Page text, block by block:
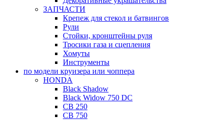
ЗАПЧАСТИ
Крепеж для стекол и батвингов
Рули
Стойки, кронштейны руля
Тросики газа и сцепления
Хомуты
Инструменты
по модели круизера или чоппера
HONDA
Black Shadow
Black Widow 750 DC
CB 250
CB 750